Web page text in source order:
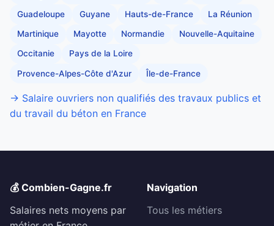
Guadeloupe Guyane Hauts-de-France La Réunion
Martinique Mayotte Normandie Nouvelle-Aquitaine
Occitanie Pays de la Loire
Provence-Alpes-Côte d'Azur Île-de-France
→ Salaire ouvriers non qualifiés des travaux publics et
du travail du béton en France
💰 Combien-Gagne.fr
Salaires nets moyens par
Navigation
Tous les métiers